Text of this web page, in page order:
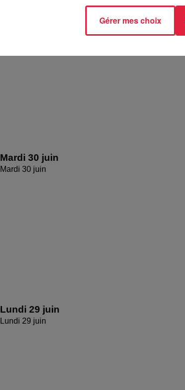
Mardi 30 juin
Mardi 30 juin
Lundi 29 juin
Lundi 29 juin
Gérer mes choix